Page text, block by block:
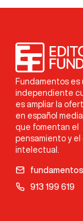
Fundamentos es
independiente
es ampliar la
en español
que fomentan el
pensamiento y
intelectual.
913 199 619